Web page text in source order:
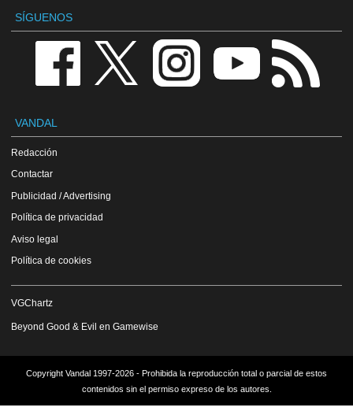
SÍGUENOS
VANDAL
Redacción
Contactar
Publicidad / Advertising
Política de privacidad
Aviso legal
Política de cookies
VGChartz
Beyond Good & Evil en Gamewise
Copyright Vandal 1997-2026 - Prohibida la reproducción total o parcial de estos
contenidos sin el permiso expreso de los autores.